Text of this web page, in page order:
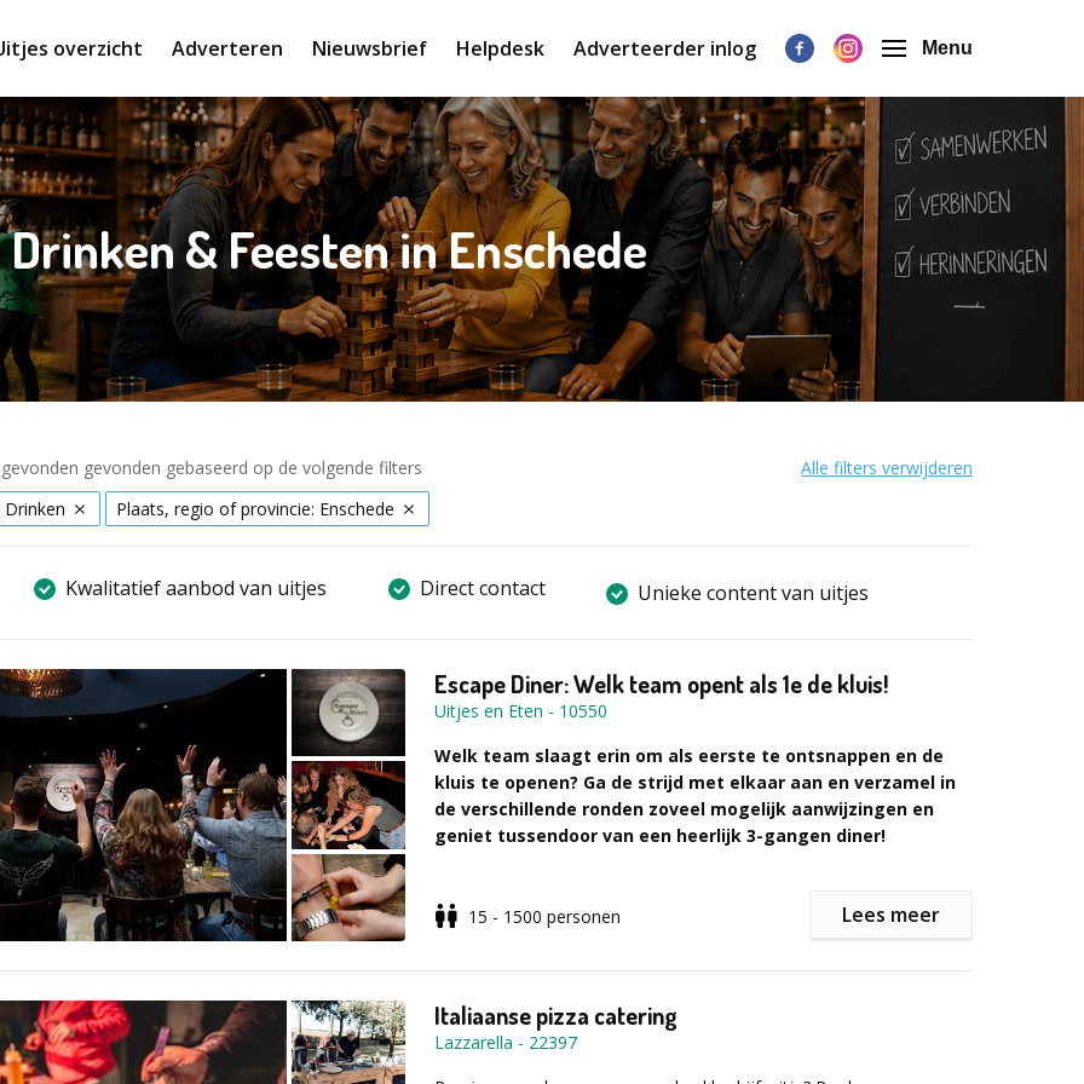
overzicht Adverteren Nieuwsbrief Helpdesk Adverteerder inlog Menu
& Feesten in Enschede
gevonden gebaseerd op de volgende filters
Alle filters verwijderen
Drinken
Plaats, regio of provincie: Enschede
Kwalitatief aanbod van uitjes Direct contact Unieke content van uitjes
Escape Diner: Welk team opent als 1e de kluis!
Uitjes en Eten - 10550
Welk team slaagt erin om als eerste te ontsnappen en de
kluis te openen? Ga de strijd met elkaar aan en verzamel in
de verschillende ronden zoveel mogelijk aanwijzingen en
geniet tussendoor van een heerlijk 3-gangen diner!
Wat is het Escape diner?
- In verschillende teams strijden jullie om de felbegeerde Escape
Diner Trofee.
- Geniet tegelijkertijd van een heerlijk 3-gangen-diner in een sfeervol
15 - 1500 personen Lees meer
Italiaanse pizza catering
Lazzarella - 22397